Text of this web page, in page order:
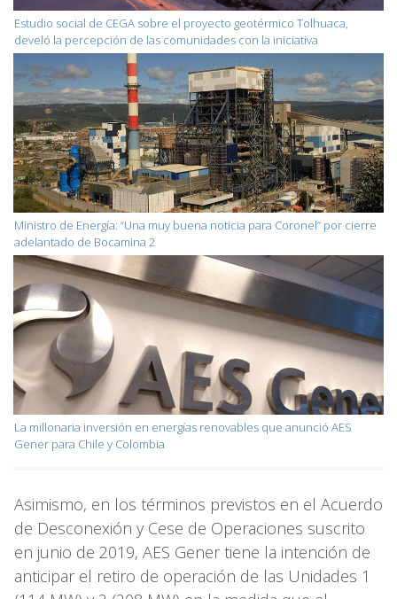
Estudio social de CEGA sobre el proyecto geotérmico Tolhuaca,
develó la percepción de las comunidades con la iniciativa
Ministro de Energía: “Una muy buena noticia para Coronel” por cierre
adelantado de Bocamina 2
La millonaria inversión en energías renovables que anunció AES
Gener para Chile y Colombia
Asimismo, en los términos previstos en el Acuerdo
de Desconexión y Cese de Operaciones suscrito
en junio de 2019, AES Gener tiene la intención de
anticipar el retiro de operación de las Unidades 1